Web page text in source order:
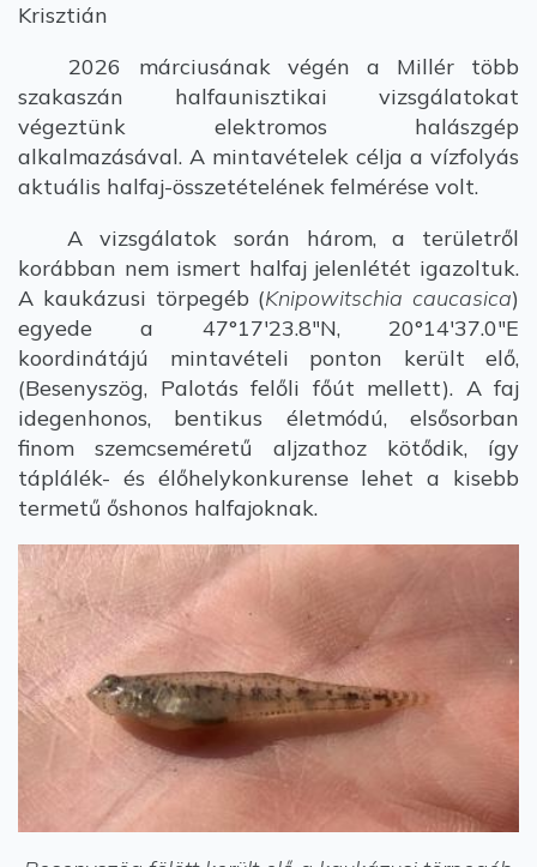
Krisztián
2026 márciusának végén a Millér több
szakaszán halfaunisztikai vizsgálatokat
végeztünk elektromos halászgép
alkalmazásával. A mintavételek célja a vízfolyás
aktuális halfaj-összetételének felmérése volt.
A vizsgálatok során három, a területről
korábban nem ismert halfaj jelenlétét igazoltuk.
A kaukázusi törpegéb (Knipowitschia caucasica)
egyede a 47°17'23.8"N, 20°14'37.0"E
koordinátájú mintavételi ponton került elő,
(Besenyszög, Palotás felőli főút mellett). A faj
idegenhonos, bentikus életmódú, elsősorban
finom szemcseméretű aljzathoz kötődik, így
táplálék- és élőhelykonkurense lehet a kisebb
termetű őshonos halfajoknak.